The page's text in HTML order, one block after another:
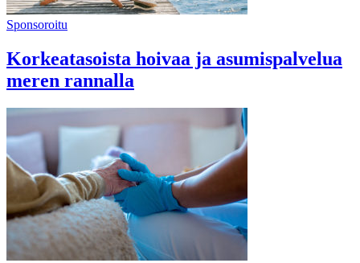
Sponsoroitu
Korkeatasoista hoivaa ja asumispalvelua
meren rannalla